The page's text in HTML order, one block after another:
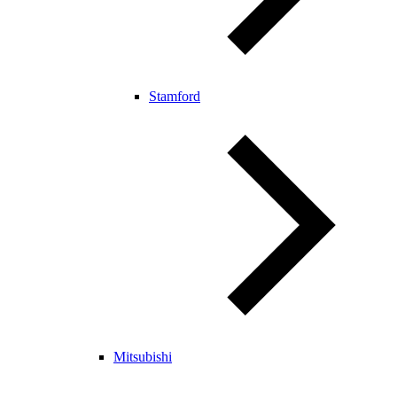
Stamford
Mitsubishi